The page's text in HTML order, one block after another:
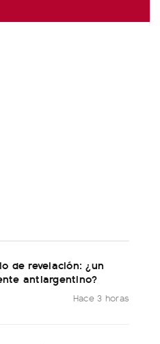
de revelación: ¿un
antiargentino?
Hace 3 horas